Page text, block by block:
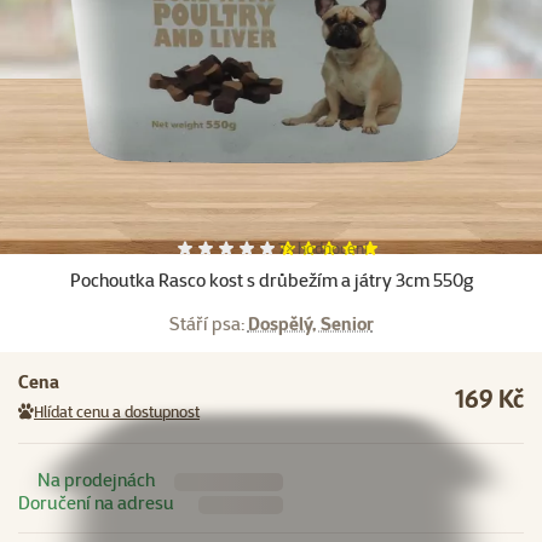
Pochoutka Rasco kost s drůbežím a játry 3cm 550g
Hodnocení 100%, počet hodnocení:
7×hodnocení
Stáří psa: Dospělý, Senior
Cena
Hlídat cenu a dostupnost 169 Kč
Na prodejnách
Doručení na adresu
Další fotky